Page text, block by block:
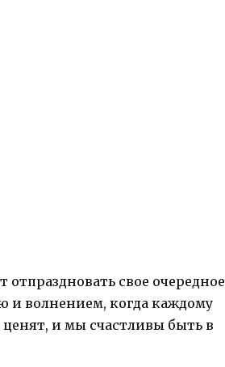
отпраздновать свое очередное
и волнением, когда каждому
и мы счастливы быть в